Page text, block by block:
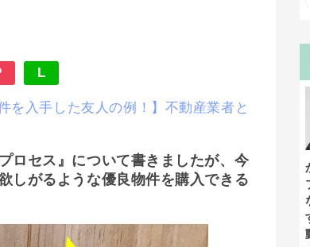
L
入手した友人の例！】不動産業者と
ロセス』について書きましたが、今
しがるような優良物件を購入できる